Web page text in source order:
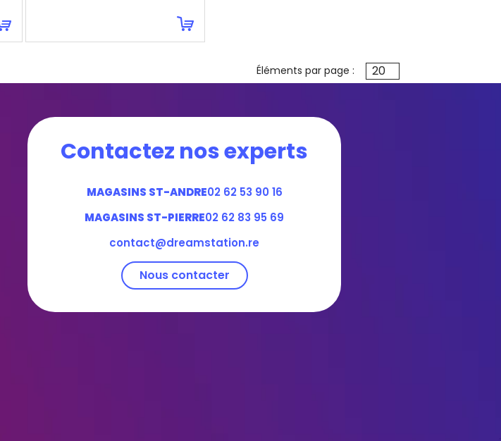
Éléments par page : 20
Contactez nos experts
MAGASINS ST-ANDRE02 62 53 90 16
MAGASINS ST-PIERRE02 62 83 95 69
contact@dreamstation.re
Nous contacter